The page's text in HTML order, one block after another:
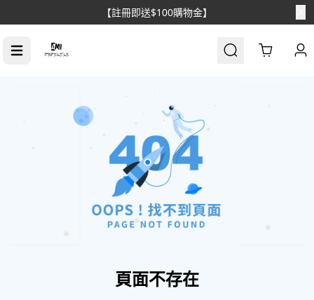
【註冊即送$100購物金】
Cart
頁面不存在